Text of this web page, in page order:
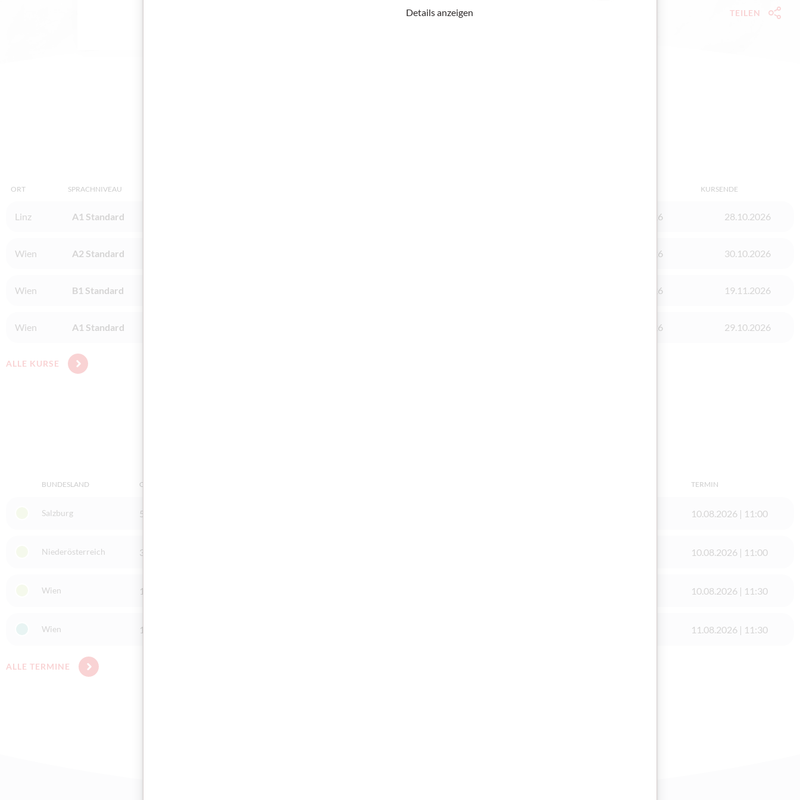
TEILEN
ORT SPRACHNIVEAU KURSENDE
Linz A1 Standard 03.08.2026 28.10.2026
Wien A2 Standard 03.08.2026 30.10.2026
Wien B1 Standard 03.08.2026 19.11.2026
Wien A1 Standard 03.08.2026 29.10.2026
ALLE KURSE
BUNDESLAND ORT TERMIN
Salzburg 5020 Salzburg 10.08.2026 | 11:00
Niederösterreich 3100 St. Pölten 10.08.2026 | 11:00
Wien 1170 Wien 10.08.2026 | 11:30
Wien 1170 Wien 11.08.2026 | 11:30
ALLE TERMINE
Details anzeigen